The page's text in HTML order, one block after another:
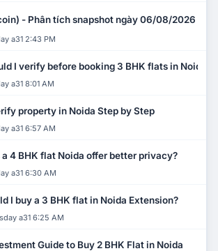
- Phân tích snapshot ngày 06/08/2026
a31 2:43 PM
I verify before booking 3 BHK flats in Noida?
a31 8:01 AM
property in Noida Step by Step
a31 6:57 AM
a 4 BHK flat Noida offer better privacy?
a31 6:30 AM
I buy a 3 BHK flat in Noida Extension?
a31 6:25 AM
Guide to Buy 2 BHK Flat in Noida